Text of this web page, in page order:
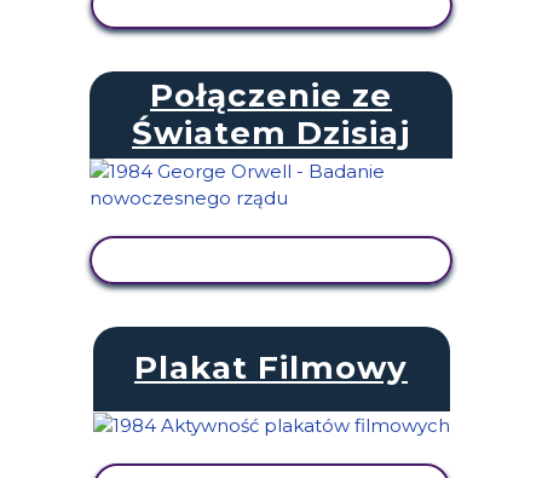
Połączenie ze
Światem Dzisiaj
Plakat Filmowy